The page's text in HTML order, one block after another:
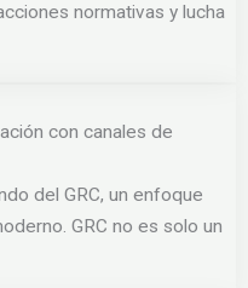
normativas y lucha
con canales de
del GRC, un enfoque
GRC no es solo un